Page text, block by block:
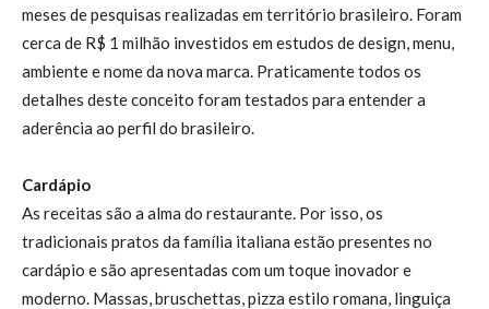
meses de pesquisas realizadas em território brasileiro. Foram
cerca de R$ 1 milhão investidos em estudos de design, menu,
ambiente e nome da nova marca. Praticamente todos os
detalhes deste conceito foram testados para entender a
aderência ao perfil do brasileiro.
Cardápio
As receitas são a alma do restaurante. Por isso, os
tradicionais pratos da família italiana estão presentes no
cardápio e são apresentadas com um toque inovador e
moderno. Massas, bruschettas, pizza estilo romana, linguiça